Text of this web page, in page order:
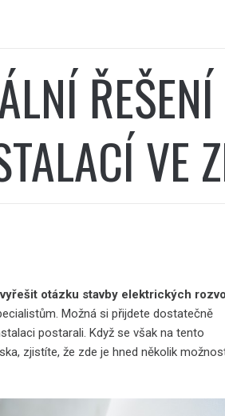
ŘEŠENÍ
VE
otázku stavby elektrických
Možná si přijdete dostatečně
postarali. Když se však na tento
zjistíte, že zde je hned několik